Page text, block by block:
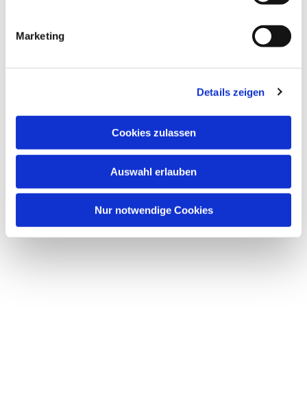
Marketing
Details zeigen
Cookies zulassen
Auswahl erlauben
Nur notwendige Cookies
interessieren